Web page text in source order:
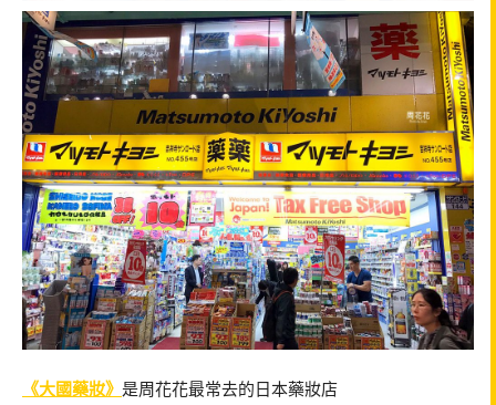
《大國藥妝》 是周花花最常去的日本藥妝店